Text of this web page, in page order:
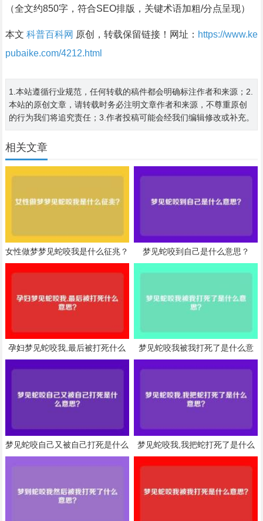
（全文约850字，符合SEO排版，关键术语加粗/分点呈现）
本文 科普百科网 原创，转载保留链接！网址： https://www.ke
pubaike.com/4212.html
1.本站遵循行业规范，任何转载的稿件都会明确标注作者和来源；2.
本站的原创文章，请转载时务必注明文章作者和来源，不尊重原创
的行为我们将追究责任；3.作者投稿可能会经我们编辑修改或补充。
相关文章
女性做梦梦见蛇咬我是什么征兆？ 梦见蛇咬到自己是什么意思？
孕妇梦见蛇咬我,最后被打死什么
意思？
梦见蛇咬我被我打死了是什么意
思？
梦见蛇咬自己又被自己打死是什么
意思？
梦见蛇咬我,我把蛇打死了是什么
意思？